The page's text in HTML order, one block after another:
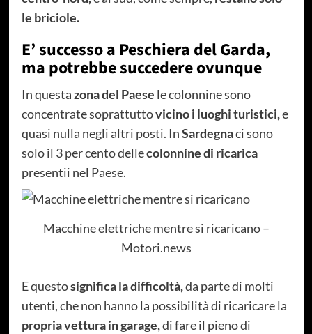
le briciole.
E’ successo a Peschiera del Garda,
ma potrebbe succedere ovunque
In questazona del Paese le colonnine sono
concentrate soprattuttovicino i luoghi turistici,e
quasi nulla negli altri posti. InSardegnaci sono
solo il 3 per cento dellecolonnine di ricarica
presentii nel Paese.
Macchine elettriche mentre si ricaricano –
Motori.news
E questosignifica la difficoltà,da parte di molti
utenti, che non hanno la possibilità di ricaricare la
propria vettura in garage,di fare il pieno di